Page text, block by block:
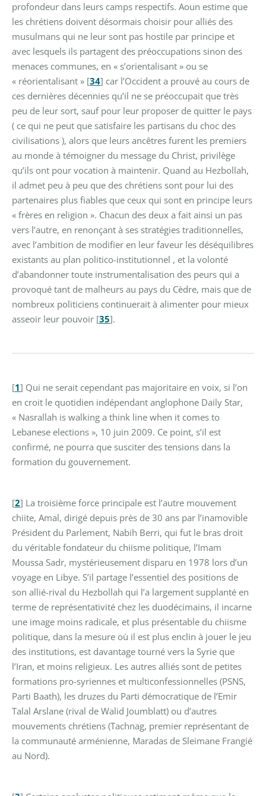
profondeur dans leurs camps respectifs. Aoun estime que
les chrétiens doivent désormais choisir pour alliés des
musulmans qui ne leur sont pas hostile par principe et
avec lesquels ils partagent des préoccupations sinon des
menaces communes, en « s’orientalisant » ou se
« réorientalisant » [34] car l’Occident a prouvé au cours de
ces dernières décennies qu’il ne se préoccupait que très
peu de leur sort, sauf pour leur proposer de quitter le pays
( ce qui ne peut que satisfaire les partisans du choc des
civilisations ), alors que leurs ancêtres furent les premiers
au monde à témoigner du message du Christ, privilège
qu’ils ont pour vocation à maintenir. Quand au Hezbollah,
il admet peu à peu que des chrétiens sont pour lui des
partenaires plus fiables que ceux qui sont en principe leurs
« frères en religion ». Chacun des deux a fait ainsi un pas
vers l’autre, en renonçant à ses stratégies traditionnelles,
avec l’ambition de modifier en leur faveur les déséquilibres
existants au plan politico-institutionnel , et la volonté
d’abandonner toute instrumentalisation des peurs qui a
provoqué tant de malheurs au pays du Cèdre, mais que de
nombreux politiciens continuerait à alimenter pour mieux
asseoir leur pouvoir [35].
[1] Qui ne serait cependant pas majoritaire en voix, si l’on
en croit le quotidien indépendant anglophone Daily Star,
« Nasrallah is walking a think line when it comes to
Lebanese elections », 10 juin 2009. Ce point, s’il est
confirmé, ne pourra que susciter des tensions dans la
formation du gouvernement.
[2] La troisième force principale est l’autre mouvement
chiite, Amal, dirigé depuis près de 30 ans par l’inamovible
Président du Parlement, Nabih Berri, qui fut le bras droit
du véritable fondateur du chiisme politique, l’Imam
Moussa Sadr, mystérieusement disparu en 1978 lors d’un
voyage en Libye. S’il partage l’essentiel des positions de
son allié-rival du Hezbollah qui l’a largement supplanté en
terme de représentativité chez les duodécimains, il incarne
une image moins radicale, et plus présentable du chiisme
politique, dans la mesure où il est plus enclin à jouer le jeu
des institutions, est davantage tourné vers la Syrie que
l’Iran, et moins religieux. Les autres alliés sont de petites
formations pro-syriennes et multiconfessionnelles (PSNS,
Parti Baath), les druzes du Parti démocratique de l’Emir
Talal Arslane (rival de Walid Joumblatt) ou d’autres
mouvements chrétiens (Tachnag, premier représentant de
la communauté arménienne, Maradas de Sleimane Frangié
au Nord).